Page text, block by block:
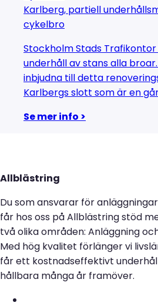
Karlberg, partiell
cykelbro
Stockholm Stads
underhåll av stans alla
inbjudna till detta
Karlbergs slott som är en
Se mer info >
Allblästring
Du som ansvarar för
får hos oss på Allblästring stöd
två olika områden: Anläggning
Med hög kvalitet förlänger vi
får ett kostnadseffektivt
hållbara många år framöver.